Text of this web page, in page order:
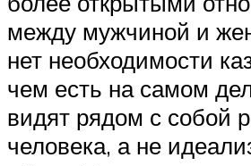
между мужчиной и
нет необходимости
чем есть на самом
видят рядом с собой
человека, а не